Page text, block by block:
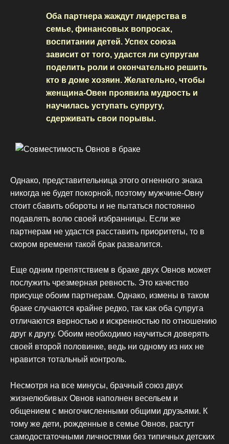
Оба партнера жаждут лидерства в
семье, финансовых вопросах,
воспитании детей. Успех союза
зависит от того, удастся ли супругам
поделить роли и окончательно решить
кто в доме хозяин. Желательно, чтобы
женщина-Овен проявила мудрость и
научилась уступать супругу,
сдерживать свои порывы.
Однако, представительница этого огненного знака
никогда не будет покорной, поэтому мужчине-Овну
стоит сбавить обороты и не пытаться постоянно
подавлять волю своей избранницы. Если же
партнерам не удастся расставить приоритеты, то в
скором времени такой брак развалится.
Еще одним препятствием в браке двух Овнов может
послужить чрезмерная ревность. Это качество
присуще обоим партнерам. Однако, измены в таком
браке случаются крайне редко, так как оба супруга
отличаются верностью и искренностью по отношению
друг к другу. Обоим необходимо научиться доверять
своей второй половинке, ведь ни одному из них не
нравится тотальный контроль.
Несмотря на все минусы, брачный союз двух
жизнелюбивых Овнов наполнен весельем и
общением с многочисленными общими друзьями. К
тому же дети, рожденные в семье Овнов, растут
самодостаточными личностями без типичных детских